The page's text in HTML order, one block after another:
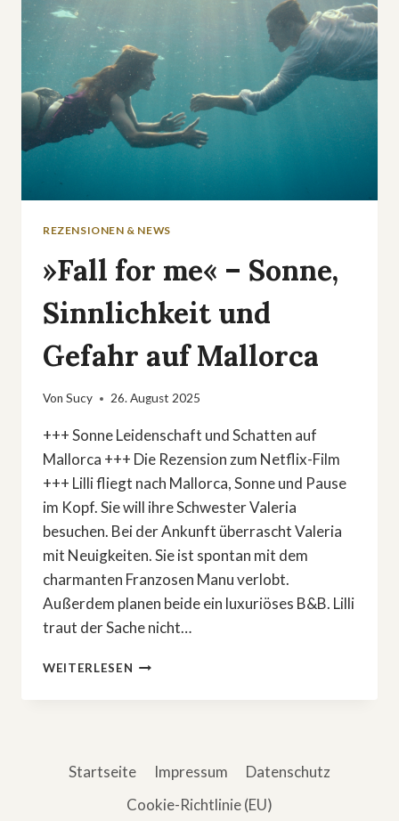
REZENSIONEN & NEWS
»Fall for me« – Sonne,
Sinnlichkeit und
Gefahr auf Mallorca
Von Sucy 26. August 2025
+++ Sonne Leidenschaft und Schatten auf
Mallorca +++ Die Rezension zum Netflix-Film
+++ Lilli fliegt nach Mallorca, Sonne und Pause
im Kopf. Sie will ihre Schwester Valeria
besuchen. Bei der Ankunft überrascht Valeria
mit Neuigkeiten. Sie ist spontan mit dem
charmanten Franzosen Manu verlobt.
Außerdem planen beide ein luxuriöses B&B. Lilli
traut der Sache nicht…
WEITERLESEN »FALL
ME«
UND
AUF
Startseite Impressum
Datenschutz
Cookie-Richtlinie (EU)